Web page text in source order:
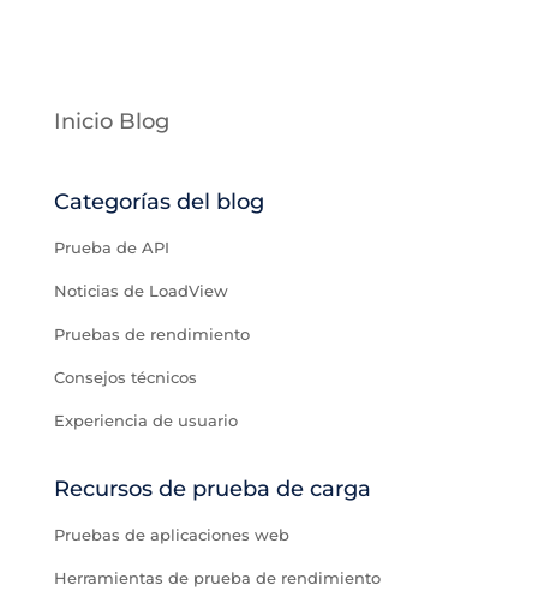
Inicio Blog
Categorías del blog
Prueba de API
Noticias de LoadView
Pruebas de rendimiento
Consejos técnicos
Experiencia de usuario
Recursos de prueba de carga
Pruebas de aplicaciones web
Herramientas de prueba de rendimiento